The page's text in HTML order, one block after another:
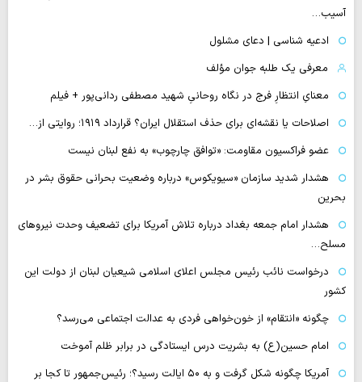
آسیب…
ادعیه شناسی | دعای مشلول
معرفی یک طلبه جوان مؤلف
معنایِ انتظارِ فرج در نگاه روحانیِ شهید مصطفی ردانی‌پور + فیلم
اصلاحات یا نقشه‌ای برای حذف استقلال ایران؟ قرارداد ۱۹۱۹؛ روایتی از…
عضو فراکسیون مقاومت: «توافق چارچوب» به نفع لبنان نیست
هشدار شدید سازمان «سیویکوس» درباره وضعیت بحرانی حقوق بشر در
بحرین
هشدار امام جمعه بغداد درباره تلاش آمریکا برای تضعیف وحدت نیروهای
مسلح…
درخواست نائب رئیس مجلس اعلای اسلامی شیعیان لبنان از دولت این
کشور
چگونه «انتقام» از خون‌خواهی فردی به عدالت اجتماعی می‌رسد؟
امام حسین(ع) به بشریت درس ایستادگی در برابر ظلم آموخت
آمریکا چگونه شکل گرفت و به ۵۰ ایالت رسید؟؛ رئیس‌جمهور تا کجا بر